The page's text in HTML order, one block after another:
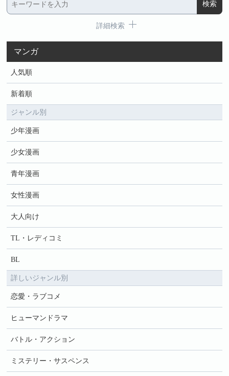
詳細検索
マンガ
人気順
新着順
ジャンル別
少年漫画
少女漫画
青年漫画
女性漫画
大人向け
TL・レディコミ
BL
詳しいジャンル別
恋愛・ラブコメ
ヒューマンドラマ
バトル・アクション
ミステリー・サスペンス